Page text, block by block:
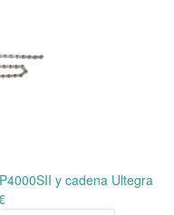
y cadena Ultegra